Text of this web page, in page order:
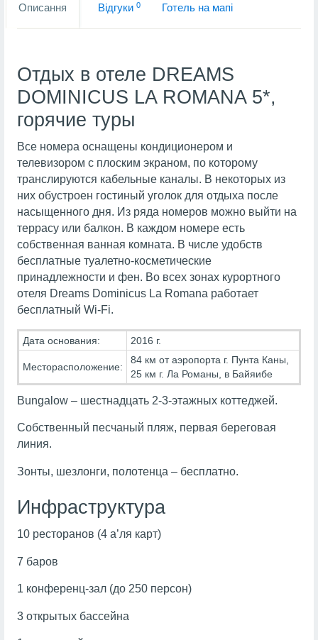
Описання Вiдгуки 0 Готель на мапi
Отдых в отеле DREAMS
DOMINICUS LA ROMANA 5*,
горячие туры
Все номера оснащены кондиционером и
телевизором с плоским экраном, по которому
транслируются кабельные каналы. В некоторых из
них обустроен гостиный уголок для отдыха после
насыщенного дня. Из ряда номеров можно выйти на
террасу или балкон. В каждом номере есть
собственная ванная комната. В числе удобств
бесплатные туалетно-косметические
принадлежности и фен. Во всех зонах курортного
отеля Dreams Dominicus La Romana работает
бесплатный Wi-Fi.
Дата основания: 2016 г.
Месторасположение:
84 км от аэропорта г. Пунта Каны,
25 км г. Ла Романы, в Байяибе
Bungalow – шестнадцать 2-3-этажных коттеджей.
Собственный песчаный пляж, первая береговая
линия.
Зонты, шезлонги, полотенца – бесплатно.
Инфраструктура
10 ресторанов (4 а’ля карт)
7 баров
1 конференц-зал (до 250 персон)
3 открытых бассейна